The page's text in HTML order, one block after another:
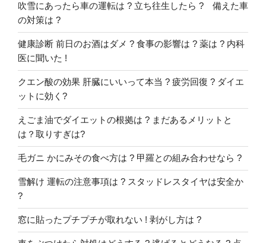
吹雪にあったら車の運転は ? 立ち往生したら ? 備えた車
の対策は ?
健康診断 前日のお酒はダメ ? 食事の影響は ? 薬は ? 内科
医に聞いた !
クエン酸の効果 肝臓にいいって本当 ? 疲労回復 ? ダイエ
ットに効く?
えごま油でダイエットの根拠は ? まだあるメリットと
は？取りすぎは?
毛ガニ かにみその食べ方は ? 甲羅との組み合わせなら ?
雪解け 運転の注意事項は ? スタッドレスタイヤは安全か
?
窓に貼ったプチプチが取れない ! 剥がし方は ?